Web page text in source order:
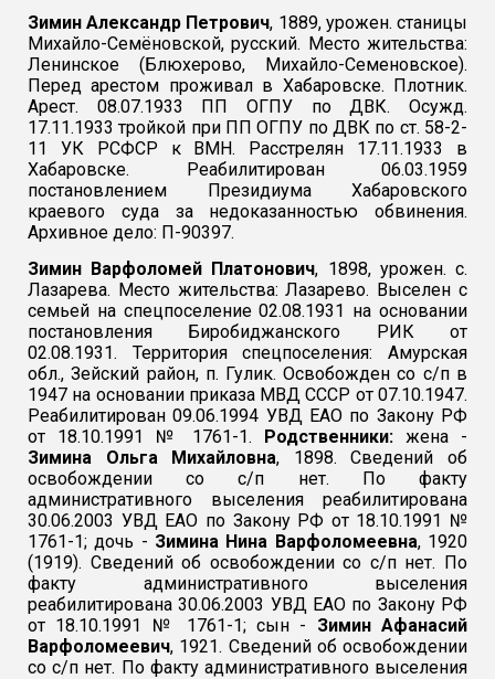
Зимин Александр Петрович, 1889, урожен. станицы
Михайло-Семёновской, русский. Место жительства:
Ленинское (Блюхерово, Михайло-Семеновское).
Перед арестом проживал в Хабаровске. Плотник.
Арест. 08.07.1933 ПП ОГПУ по ДВК. Осужд.
17.11.1933 тройкой при ПП ОГПУ по ДВК по ст. 58-2-
11 УК РСФСР к ВМН. Расстрелян 17.11.1933 в
Хабаровске. Реабилитирован 06.03.1959
постановлением Президиума Хабаровского
краевого суда за недоказанностью обвинения.
Архивное дело: П-90397.
Зимин Варфоломей Платонович, 1898, урожен. с.
Лазарева. Место жительства: Лазарево. Выселен с
семьей на спецпоселение 02.08.1931 на основании
постановления Биробиджанского РИК от
02.08.1931. Территория спецпоселения: Амурская
обл., Зейский район, п. Гулик. Освобожден со с/п в
1947 на основании приказа МВД СССР от 07.10.1947.
Реабилитирован 09.06.1994 УВД ЕАО по Закону РФ
от 18.10.1991 № 1761-1. Родственники: жена -
Зимина Ольга Михайловна, 1898. Сведений об
освобождении со с/п нет. По факту
административного выселения реабилитирована
30.06.2003 УВД ЕАО по Закону РФ от 18.10.1991 №
1761-1; дочь - Зимина Нина Варфоломеевна, 1920
(1919). Сведений об освобождении со с/п нет. По
факту административного выселения
реабилитирована 30.06.2003 УВД ЕАО по Закону РФ
от 18.10.1991 № 1761-1; сын - Зимин Афанасий
Варфоломеевич, 1921. Сведений об освобождении
со с/п нет. По факту административного выселения